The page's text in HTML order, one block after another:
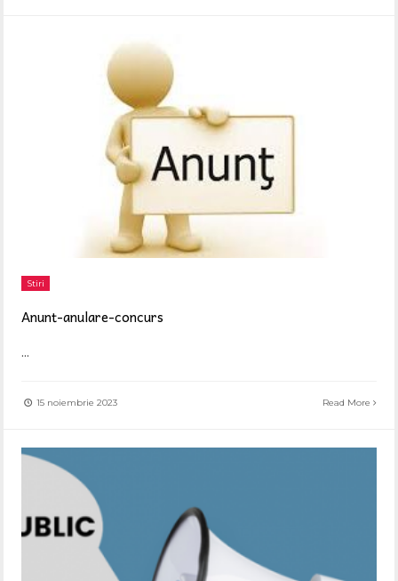
Stiri
Anunț-anulare-concurs
...
15 noiembrie 2023 Read More